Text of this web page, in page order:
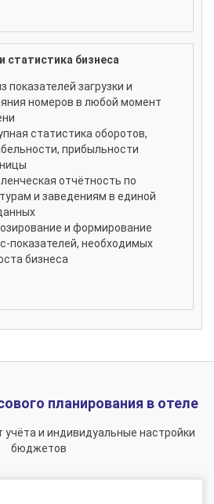
статистика бизнеса
показателей загрузки и
номеров в любой момент
статистика оборотов,
прибыльности
отчётность по
и заведениям в единой
и формирование
показателей, необходимых
бизнеса
планирования в отеле
учёта и индивидуальные настройки
бюджетов